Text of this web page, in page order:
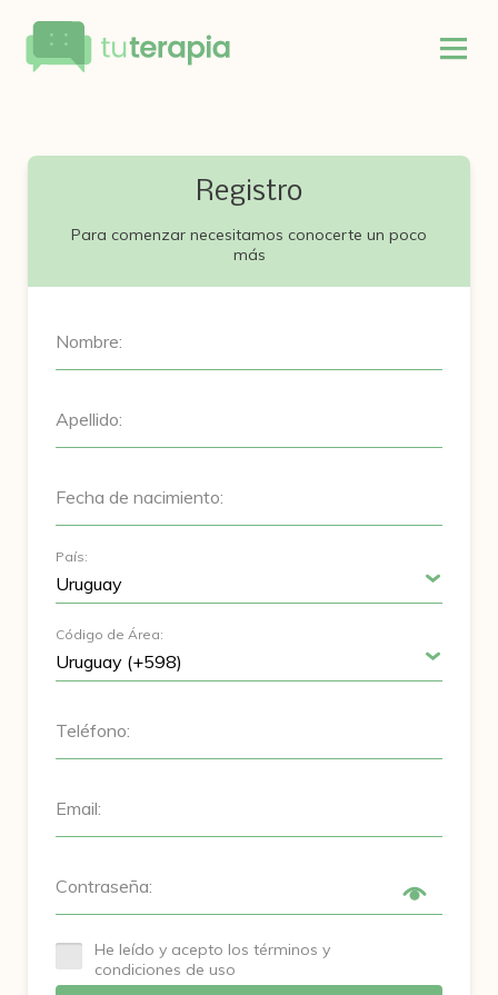
Registro
Para comenzar necesitamos conocerte un poco
más
Nombre:
Apellido:
Fecha de nacimiento:
País:
Código de Área:
Teléfono:
Email:
Contraseña:
He leído y acepto los términos y
condiciones de uso